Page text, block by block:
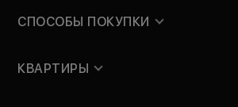
СПОСОБЫ ПОКУПКИ
КВАРТИРЫ